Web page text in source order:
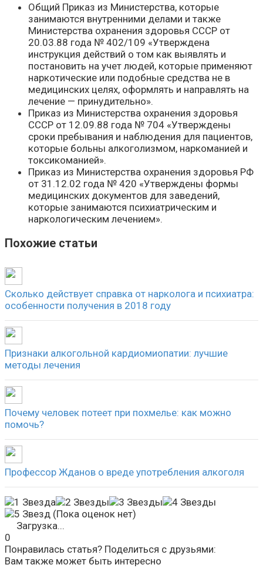
Общий Приказ из Министерства, которые
занимаются внутренними делами и также
Министерства охранения здоровья СССР от
20.03.88 года № 402/109 «Утверждена
инструкция действий о том как выявлять и
постановить на учет людей, которые применяют
наркотические или подобные средства не в
медицинских целях, оформлять и направлять на
лечение — принудительно».
Приказ из Министерства охранения здоровья
СССР от 12.09.88 года № 704 «Утверждены
сроки пребывания и наблюдения для пациентов,
которые больны алкоголизмом, наркоманией и
токсикоманией».
Приказ из Министерства охранения здоровья РФ
от 31.12.02 года № 420 «Утверждены формы
медицинских документов для заведений,
которые занимаются психиатрическим и
наркологическим лечением».
Похожие статьи
Сколько действует справка от нарколога и психиатра:
особенности получения в 2018 году
Признаки алкогольной кардиомиопатии: лучшие
методы лечения
Почему человек потеет при похмелье: как можно
помочь?
Профессор Жданов о вреде употребления алкоголя
(Пока оценок нет)
Загрузка...
0
Понравилась статья? Поделиться с друзьями:
Вам также может быть интересно